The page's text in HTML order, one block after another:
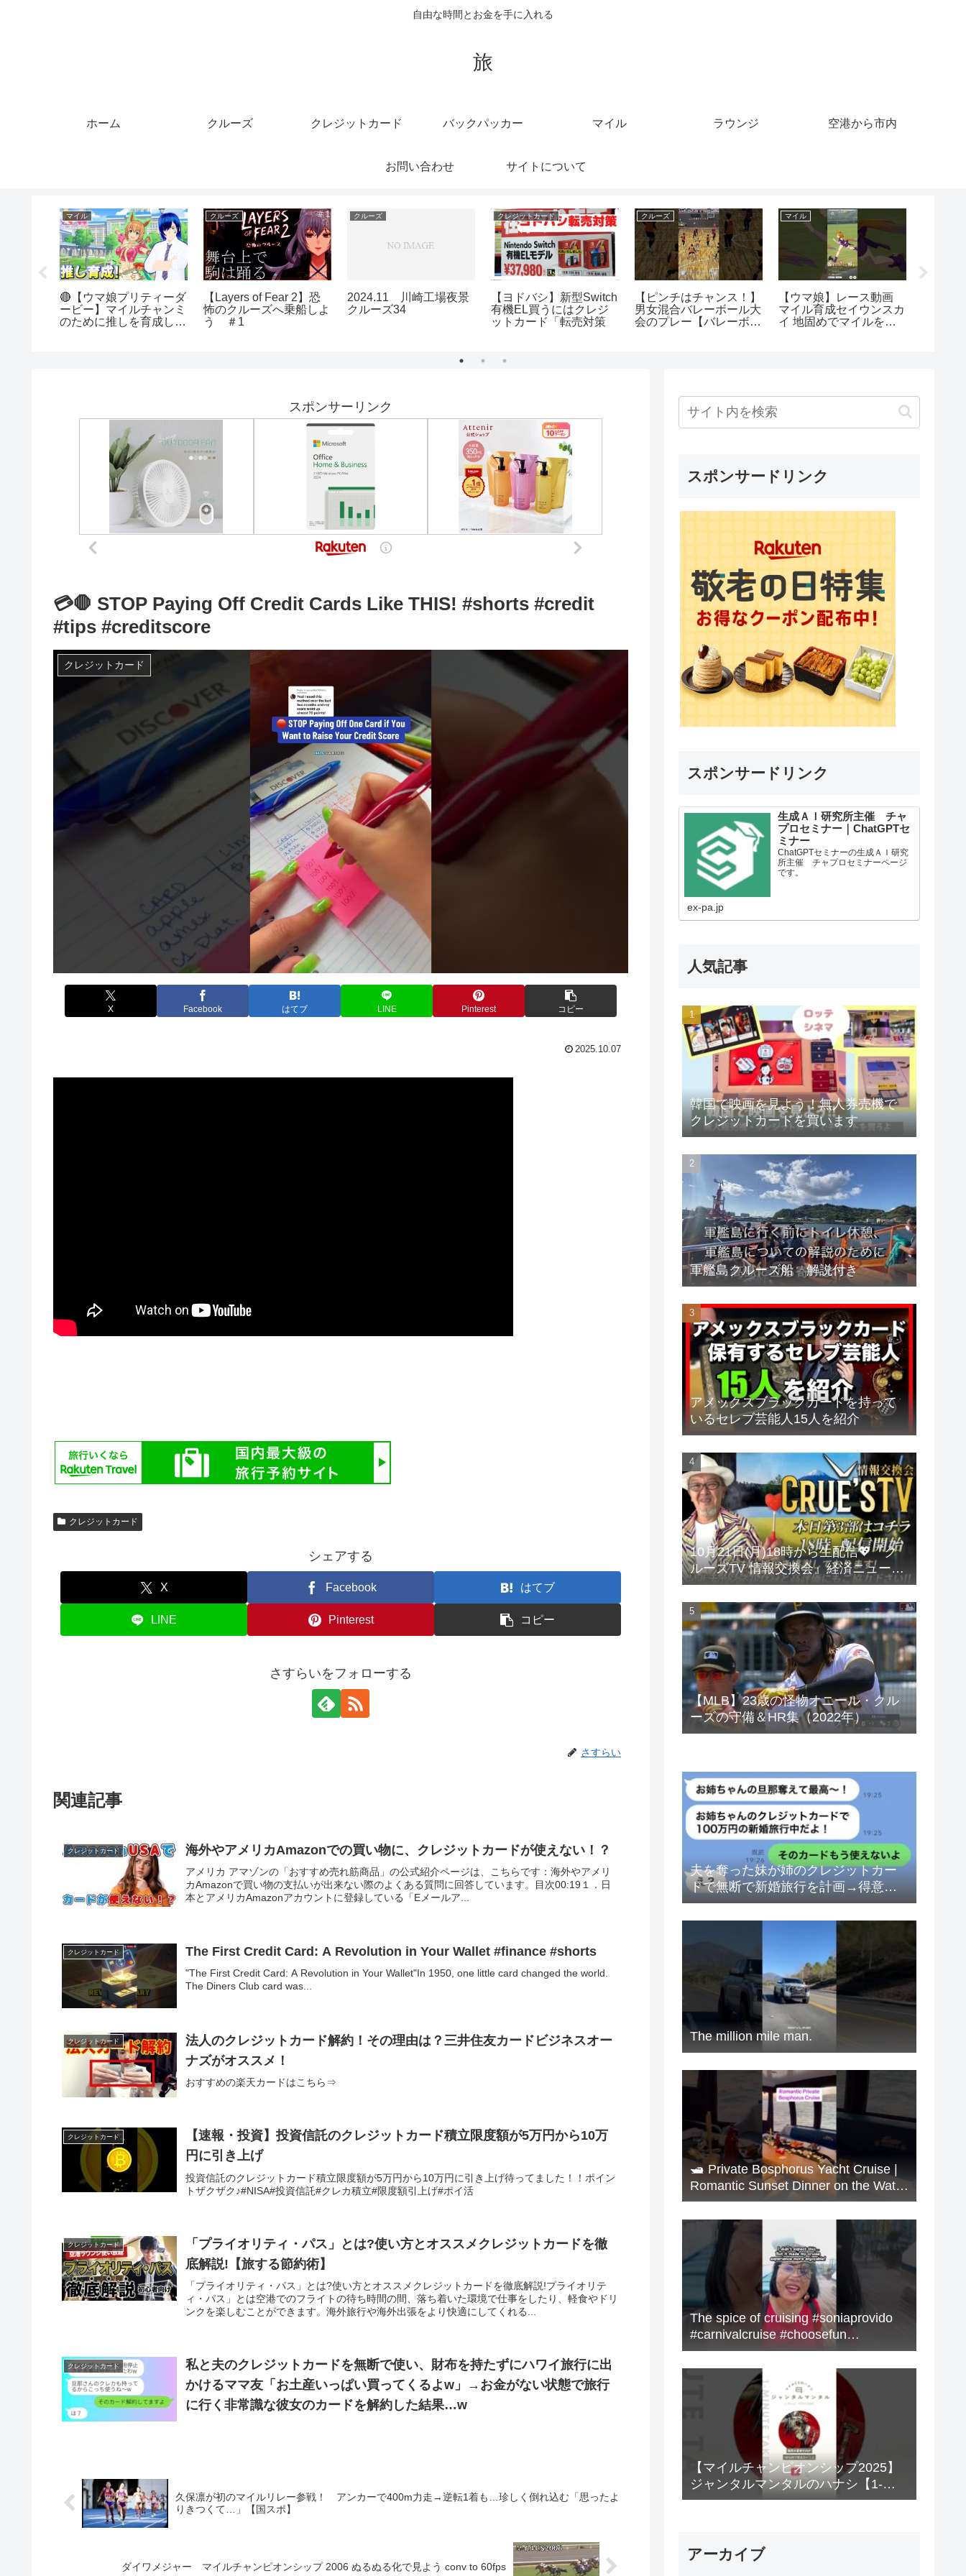
自由な時間とお金を手に入れる
旅
ホーム クルーズ クレジットカード バックパッカー マイル ラウンジ 空港から市内
お問い合わせ サイトについて
【ピンチはチャンス！】
男女混合バレーボール大
会のプレー【バレーボー
マイル
【ウマ娘】レース動画
マイル育成セイウンスカ
イ 地固めでマイルを走
クレジットカード
俗にブラックリストなど
と呼ばれるクレジットの
【あつ森】離島ガチャ
「マイル旅行券１００枚
使いきれないほどのハプ
マイル
【ウマ娘プリティーダー
ビー】オグリキャップ
GI NHKマイルカップ
クレジットカード
【スカッとする話】母の
葬儀中、私のクレジット
カードを盗み浮気旅行を
10月7日(月) 19:30
信 #クルーズTV
Spirits×クルーズ
スポンサーリンク
💳🛑 STOP Paying Off Credit Cards Like THIS! #shorts #credit
#tips #creditscore
クレジットカード
X Facebook はてブ LINE Pinterest コピー
2025.10.07
クレジットカード
シェアする
X Facebook はてブ
LINE Pinterest コピー
さすらいをフォローする
さすらい
関連記事
クレジットカード 海外やアメリカAmazonでの買い物に、クレジットカードが使えない！？
アメリカ アマゾンの「おすすめ売れ筋商品」の公式紹介ページは、こちらです：海外やアメリ
カAmazonで買い物の支払いが出来ない際のよくある質問に回答しています。目次00:19１．日
本とアメリカAmazonアカウントに登録している「Eメールア...
クレジットカード The First Credit Card: A Revolution in Your Wallet #finance #shorts
"The First Credit Card: A Revolution in Your Wallet"In 1950, one little card changed the world.
The Diners Club card was...
クレジットカード
法人のクレジットカード解約！その理由は？三井住友カードビジネスオー
ナズがオススメ！
おすすめの楽天カードはこちら⇒
クレジットカード
【速報・投資】投資信託のクレジットカード積立限度額が5万円から10万
円に引き上げ
投資信託のクレジットカード積立限度額が5万円から10万円に引き上げ待ってました！！ポイン
トザクザク♪#NISA#投資信託#クレカ積立#限度額引上げ#ポイ活
クレジットカード
「プライオリティ・パス」とは?使い方とオススメクレジットカードを徹
底解説!【旅する節約術】
「プライオリティ・パス」とは?使い方とオススメクレジットカードを徹底解説!プライオリテ
ィ・パス」とは空港でのフライトの待ち時間の間、落ち着いた環境で仕事をしたり、軽食やドリ
ンクを楽しむことができます。海外旅行や海外出張をより快適にしてくれる...
クレジットカード
私と夫のクレジットカードを無断で使い、財布を持たずにハワイ旅行に出
かけるママ友「お土産いっぱい買ってくるよw」→お金がない状態で旅行
に行く非常識な彼女のカードを解約した結果…w
久保凛が初のマイルリレー参戦！ アンカーで400m力走→逆転1着も…珍しく倒れ込む「思ったよ
りきつくて…」【国スポ】
ダイワメジャー マイルチャンピオンシップ 2006 ぬるぬる化で見よう conv to 60fps
スポンサードリンク
スポンサードリンク
生成ＡＩ研究所主催 チャ
プロセミナー｜ChatGPTセ
ミナー
ChatGPTセミナーの生成ＡＩ研究
所主催 チャプロセミナーページ
です。
ex-pa.jp
人気記事
韓国で映画を見よう！無人券売機で
クレジットカードを買います
軍艦島クルーズ船 解説付き
アメックスブラックカードを持って
いるセレブ芸能人15人を紹介
10月21日(月)18時から生配信💖『ク
ルーズTV 情報交換会』経済ニュース
投資 株式市場 新NISA 投資信託 仮想
通貨 ビットコイン 不動産投資 為替
ベトナムドン イラクディナール
【MLB】23歳の怪物オニール・クル
ーズの守備＆HR集（2022年）
夫を奪った妹が姉のクレジットカー
ドで無断で新婚旅行を計画→得意げ
な妹に「カードは解約したから」と
伝えた時の反応が…ｗ
The million mile man.
🛥️ Private Bosphorus Yacht Cruise |
Romantic Sunset Dinner on the Water
🇹🇷✨
The spice of cruising #soniaprovido
#carnivalcruise #choosefun
#adventure #cruise #fun
【マイルチャンピオンシップ2025】
ジャンタルマンタルのハナシ【1-
MINUTE】#競馬
アーカイブ